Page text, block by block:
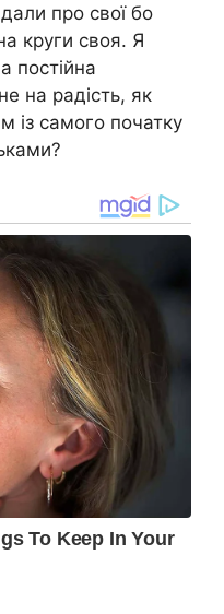
про свої бо
круги своя. Я
постійна
на радість, як
із самого початку